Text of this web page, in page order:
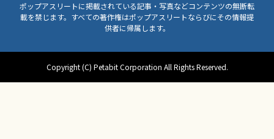
ポップアスリートに掲載されている記事・写真などコンテンツの無断転
載を禁じます。すべての著作権はポップアスリートならびにその情報提
供者に帰属します。
Copyright (C) Petabit Corporation All Rights Reserved.